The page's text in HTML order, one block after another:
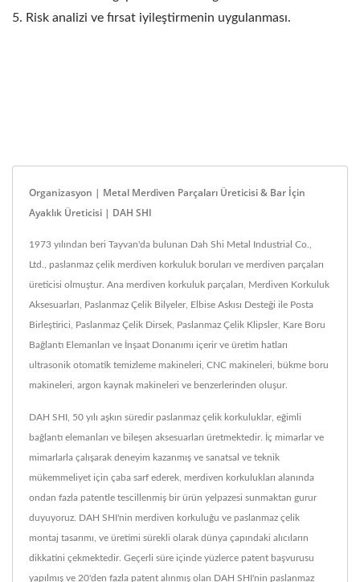
5. Risk analizi ve fırsat iyileştirmenin uygulanması.
Organizasyon | Metal Merdiven Parçaları Üreticisi & Bar İçin
Ayaklık Üreticisi | DAH SHI
1973 yılından beri Tayvan'da bulunan Dah Shi Metal Industrial Co.,
Ltd., paslanmaz çelik merdiven korkuluk boruları ve merdiven parçaları
üreticisi olmuştur. Ana merdiven korkuluk parçaları, Merdiven Korkuluk
Aksesuarları, Paslanmaz Çelik Bilyeler, Elbise Askısı Desteği ile Posta
Birleştirici, Paslanmaz Çelik Dirsek, Paslanmaz Çelik Klipsler, Kare Boru
Bağlantı Elemanları ve İnşaat Donanımı içerir ve üretim hatları
ultrasonik otomatik temizleme makineleri, CNC makineleri, bükme boru
makineleri, argon kaynak makineleri ve benzerlerinden oluşur.
DAH SHI, 50 yılı aşkın süredir paslanmaz çelik korkuluklar, eğimli
bağlantı elemanları ve bileşen aksesuarları üretmektedir. İç mimarlar ve
mimarlarla çalışarak deneyim kazanmış ve sanatsal ve teknik
mükemmeliyet için çaba sarf ederek, merdiven korkulukları alanında
ondan fazla patentle tescillenmiş bir ürün yelpazesi sunmaktan gurur
duyuyoruz. DAH SHI'nin merdiven korkuluğu ve paslanmaz çelik
montaj tasarımı, ve üretimi sürekli olarak dünya çapındaki alıcıların
dikkatini çekmektedir. Geçerli süre içinde yüzlerce patent başvurusu
yapılmış ve 20'den fazla patent alınmış olan DAH SHI'nin paslanmaz